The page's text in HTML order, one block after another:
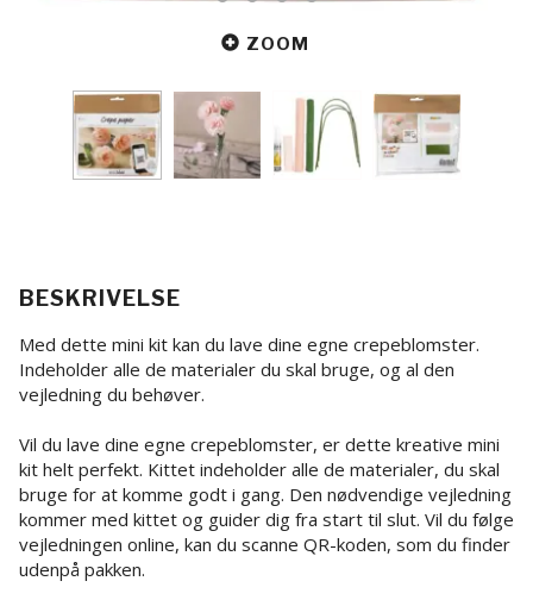
ZOOM
BESKRIVELSE
Med dette mini kit kan du lave dine egne crepeblomster.
Indeholder alle de materialer du skal bruge, og al den
vejledning du behøver.
Vil du lave dine egne crepeblomster, er dette kreative mini
kit helt perfekt. Kittet indeholder alle de materialer, du skal
bruge for at komme godt i gang. Den nødvendige vejledning
kommer med kittet og guider dig fra start til slut. Vil du følge
vejledningen online, kan du scanne QR-koden, som du finder
udenpå pakken.